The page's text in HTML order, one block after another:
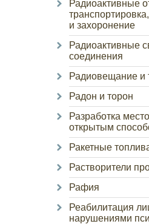
Радиоактивные
и захоронение
Радиоактивные
соединения
Радиовещание и
Радон и торон
Разработка
открытым
Ракетные
Растворители
Рафия
Реабилитация
нарушениями